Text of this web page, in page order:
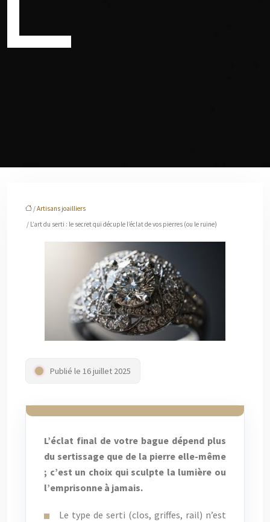
/Artisans joailliers
/ L’art du serti : le secret qui décuple l’éclat de vos pierres (ou le ruine)
Publié le 16 juillet 2025
L’éclat final de votre bague dépend plus
du sertissage que de la pierre elle-même
; c’est un choix qui sculpte la lumière ou
l’emprisonne à jamais.
Le type de serti (clos, griffes, rail) n’est